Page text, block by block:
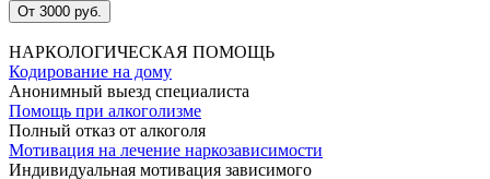
От 3000 руб.
НАРКОЛОГИЧЕСКАЯ ПОМОЩЬ
Кодирование на дому
Анонимный выезд специалиста
Помощь при алкоголизме
Полный отказ от алкоголя
Мотивация на лечение наркозависимости
Индивидуальная мотивация зависимого